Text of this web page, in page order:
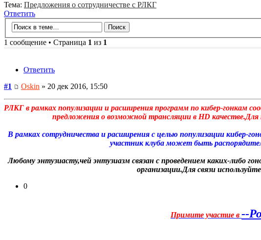
Тема: Предложения о сотрудничестве с РЛКГ
Ответить
1 сообщение • Страница 1 из 1
Ответить
#1
Oskin » 20 дек 2016, 15:50
РЛКГ в рамках популизации и расширения программ по кибер-гонкам
предложения о возможной трансляции в HD качестве.Для
В рамках сотрудничества и расширения с целью популизации кибер-
участник клуба может быть
Любому энтузиасту,чей энтузиазм связан с проведением каких-либо
организации.Для связи
0
Примите участие в --